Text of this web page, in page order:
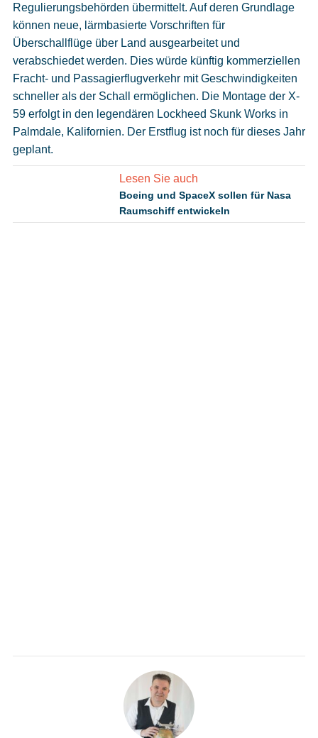
Regulierungsbehörden übermittelt. Auf deren Grundlage
können neue, lärmbasierte Vorschriften für
Überschallflüge über Land ausgearbeitet und
verabschiedet werden. Dies würde künftig kommerziellen
Fracht- und Passagierflugverkehr mit Geschwindigkeiten
schneller als der Schall ermöglichen. Die Montage der X-
59 erfolgt in den legendären Lockheed Skunk Works in
Palmdale, Kalifornien. Der Erstflug ist noch für dieses Jahr
geplant.
Lesen Sie auch
Boeing und SpaceX sollen für Nasa
Raumschiff entwickeln